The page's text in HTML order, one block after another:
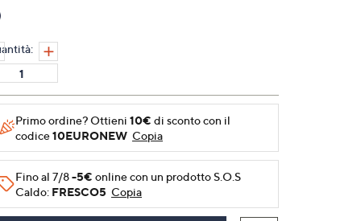
Primo ordine? Ottieni 10€ di sconto con il
codice10EURONEW Copia
Fino al 7/8-5€ online con un prodotto S.O.S
Caldo: FRESCO5 Copia